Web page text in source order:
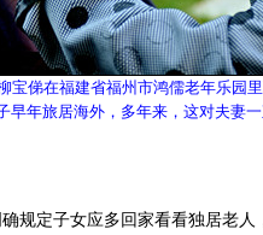
宝俤在福建省福州市鸿儒老年乐园
年旅居海外，多年来，这对夫妻
规定子女应多回家看看独居老